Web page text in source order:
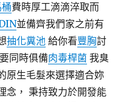
費時厚工滴滴淬取而
並備齊我們家之前有
抽化糞池 給你看豐胸討
同時俱備肉毒桿菌 我臭
原生毛髮來選擇適合妳
念， 秉持致力於開發能